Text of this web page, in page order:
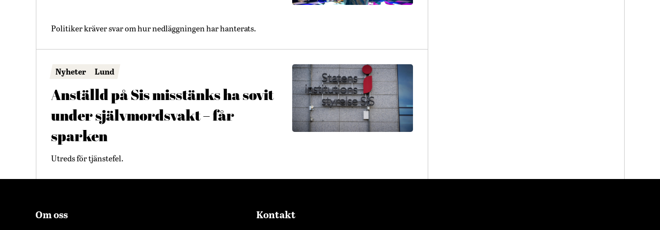
Politiker kräver svar om hur nedläggningen har hanterats.
Nyheter Lund
Anställd på Sis misstänks ha sovit
under självmordsvakt – får
sparken
Utreds för tjänstefel.
Om oss Kontakt